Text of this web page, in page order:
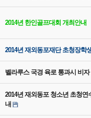
2014년 한인골프대회 개최안내
2014년 재외동포재단 초청장학
벨라루스 국경 육로 통과시 비자
2014년 재외동포 청소년 초청연
내